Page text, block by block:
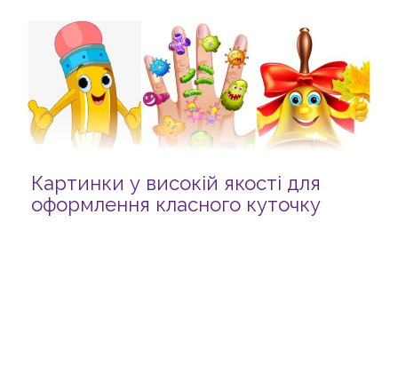
Картинки у високій якості для
оформлення класного куточку